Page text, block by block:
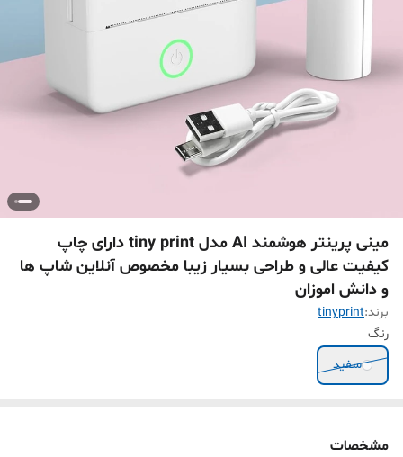
مینی پرینتر هوشمند AI مدل tiny print دارای چاپ
کیفیت عالی و طراحی بسیار زیبا مخصوص آنلاین شاپ ها
و دانش اموزان
برند:tinyprint
رنگ
سفید
مشخصات